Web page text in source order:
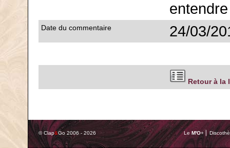
Date du commentaire 24/03/
Retour à la
© Clap&Go 2006 - 2026 Le M'O+ ⎢